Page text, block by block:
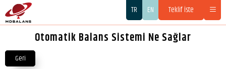
TR EN Teklif İste
Otomatik Balans Sistemi Ne Sağlar
Geri